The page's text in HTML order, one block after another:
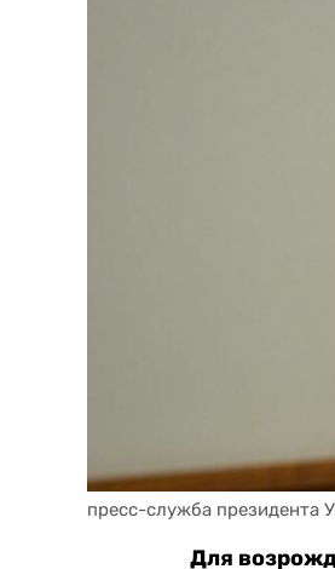
пресс-служба президента
Для